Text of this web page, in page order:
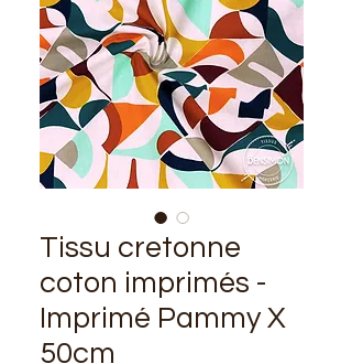
Tissu cretonne
coton imprimés -
Imprimé Pammy X
50cm